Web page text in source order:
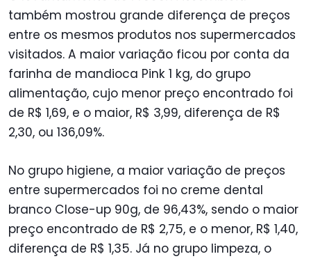
também mostrou grande diferença de preços
entre os mesmos produtos nos supermercados
visitados. A maior variação ficou por conta da
farinha de mandioca Pink 1 kg, do grupo
alimentação, cujo menor preço encontrado foi
de R$ 1,69, e o maior, R$ 3,99, diferença de R$
2,30, ou 136,09%.
No grupo higiene, a maior variação de preços
entre supermercados foi no creme dental
branco Close-up 90g, de 96,43%, sendo o maior
preço encontrado de R$ 2,75, e o menor, R$ 1,40,
diferença de R$ 1,35. Já no grupo limpeza, o